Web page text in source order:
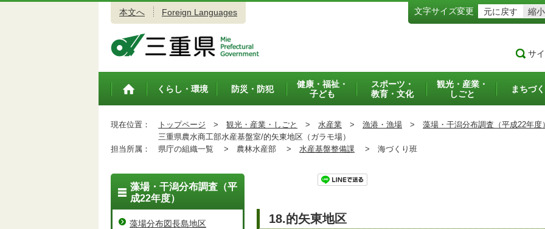
本文へ Foreign Languages 文字サイズ変更 元に戻す 縮小
サ
トップペ
くらし・環境 防災・防犯
健康・福祉・
子ども
スポーツ・
教育・文化
観光・産業・
しごと
まちづ
現在位置： トップページ > 観光・産業・しごと > 水産業 > 漁港・漁場 >
藻場・干潟分布調査（平成22年度
三重県農水商工部水産基盤室/的矢東地区（ガラモ場）
担当所属：
県庁の組織一覧 > 農林水産部 > 水産基盤整備課 > 海づくり班
18.的矢東地区
藻場・干潟分布調査（平
成22年度）
藻場分布図長島地区